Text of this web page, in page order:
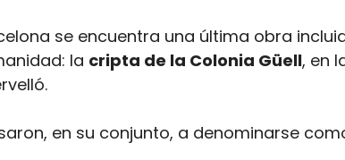
se encuentra una última obra
la cripta de la Colonia Güell, en
en su conjunto, a denominarse